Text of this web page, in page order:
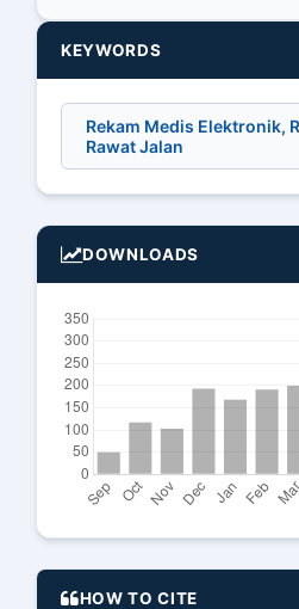
KEYWORDS
Rekam Medis Elektronik,
Rawat Jalan
DOWNLOADS
HOW TO CITE